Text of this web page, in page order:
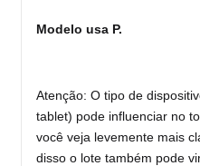
Modelo usa P.
Atenção: O tipo de
tablet) pode influenciar no
você veja levemente mais
disso o lote também pode